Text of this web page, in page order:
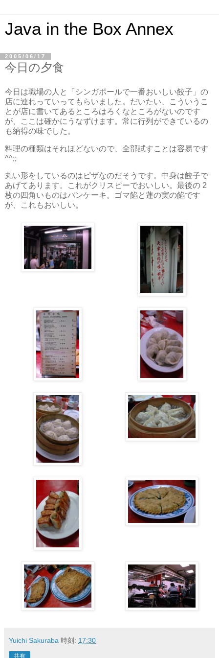
Java in the Box Annex
2005/06/17
今日の夕食
今日は職場の人と「シンガポールで一番おいしい餃子」の
店に連れっていってもらいました。だいたい、こういうこ
とが店に書いてあるところはろくなところがないのです
が、ここは確かにうなずけます。常に行列ができているの
も納得の味でした。
料理の種類はそれほどないので、全部試すことは容易です
^^;;
丸い形をしているのはピザなのだそうです。中身は餃子で
あげてあります。これがクリスピーでおいしい。最後の 2
枚の四角いものはパンケーキ。ゴマ餡と蓮の実の餡です
が、これもおいしい。
Yuichi Sakuraba 時刻: 17:30
共有